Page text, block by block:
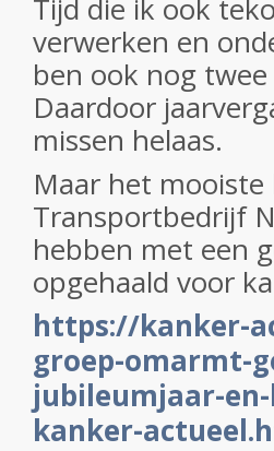
Tijd die ik ook
verwerken en
ben ook nog
Daardoor
missen helaas.
Maar het
Transportbedrijf
hebben met een
opgehaald voor
https://kanker-
groep-omarmt-
jubileumjaar-
kanker-